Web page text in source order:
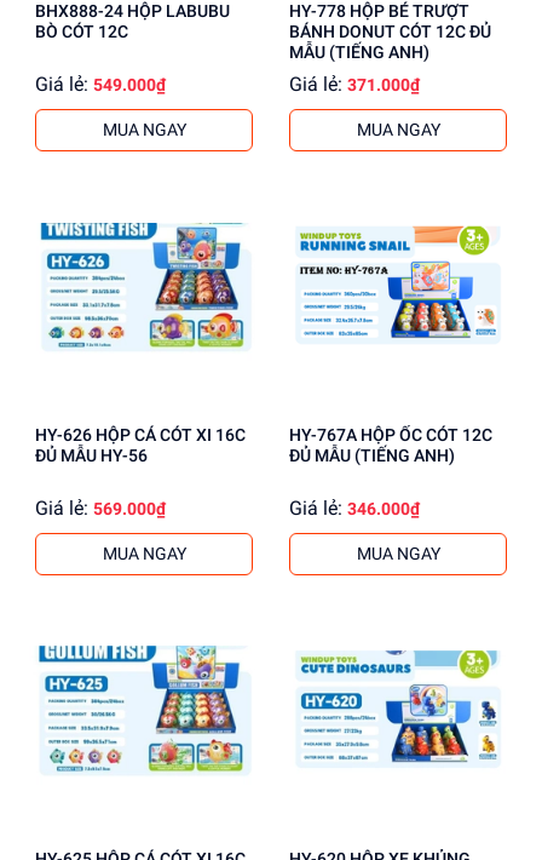
BHX888-24 HỘP LABUBU
BÒ CÓT 12C
Giá lẻ: 549.000₫
MUA NGAY
HY-778 HỘP BÉ TRƯỢT
BÁNH DONUT CÓT 12C ĐỦ
MẪU (TIẾNG ANH)
Giá lẻ: 371.000₫
MUA NGAY
HY-626 HỘP CÁ CÓT XI 16C
ĐỦ MẪU HY-56
Giá lẻ: 569.000₫
MUA NGAY
HY-767A HỘP ỐC CÓT 12C
ĐỦ MẪU (TIẾNG ANH)
Giá lẻ: 346.000₫
MUA NGAY